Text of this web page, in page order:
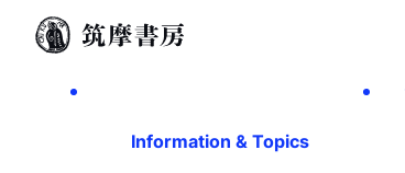
Information & Topics